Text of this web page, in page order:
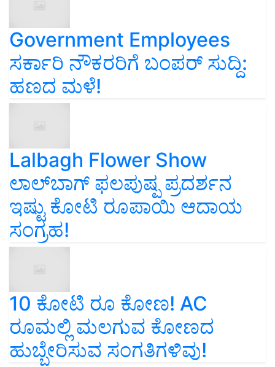
Government Employees
ಸರ್ಕಾರಿ ನೌಕರರಿಗೆ ಬಂಪರ್‌ ಸುದ್ದಿ:
ಹಣದ ಮಳೆ!
Lalbagh Flower Show
ಲಾಲ್‌ಬಾಗ್ ಫಲಪುಷ್ಪ ಪ್ರದರ್ಶನ
ಇಷ್ಟು ಕೋಟಿ ರೂಪಾಯಿ ಆದಾಯ
ಸಂಗ್ರಹ!
10 ಕೋಟಿ ರೂ ಕೋಣ! AC
ರೂಮಲ್ಲಿ ಮಲಗುವ ಕೋಣದ
ಹುಬ್ಬೇರಿಸುವ ಸಂಗತಿಗಳಿವು!